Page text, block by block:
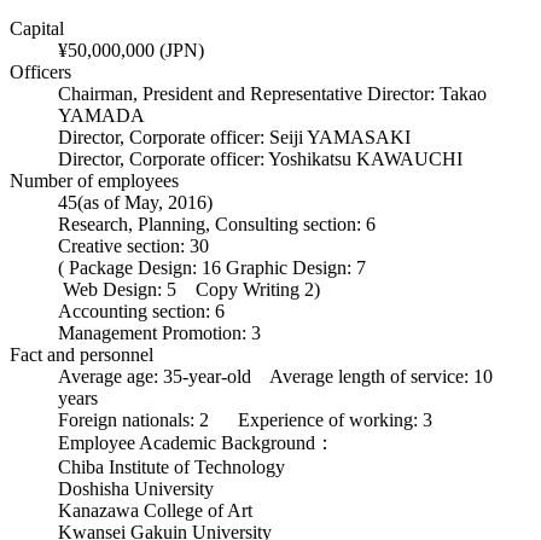
Capital
¥50,000,000 (JPN)
Officers
Chairman, President and Representative Director: Takao
YAMADA
Director, Corporate officer: Seiji YAMASAKI
Director, Corporate officer: Yoshikatsu KAWAUCHI
Number of employees
45(as of May, 2016)
Research, Planning, Consulting section: 6
Creative section: 30
( Package Design: 16 Graphic Design: 7
Web Design: 5 Copy Writing 2)
Accounting section: 6
Management Promotion: 3
Fact and personnel
Average age: 35-year-old Average length of service: 10
years
Foreign nationals: 2 Experience of working: 3
Employee Academic Background：
Chiba Institute of Technology
Doshisha University
Kanazawa College of Art
Kwansei Gakuin University